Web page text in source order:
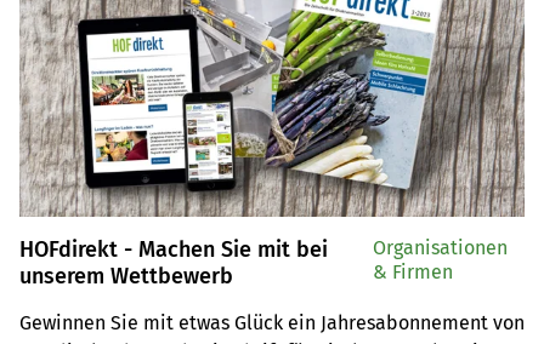
HOFdirekt - Machen Sie mit bei
unserem Wettbewerb
Gewinnen Sie mit etwas Glück ein Jahresabonnement von
Organisationen
& Firmen